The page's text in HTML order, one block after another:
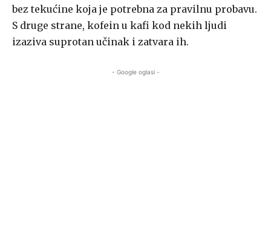
bez tekućine koja je potrebna za pravilnu probavu.
S druge strane, kofein u kafi kod nekih ljudi
izaziva suprotan učinak i zatvara ih.
- Google oglasi -